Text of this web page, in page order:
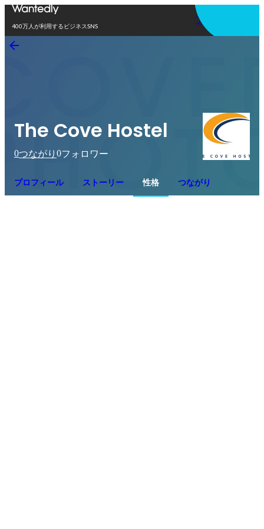
400万人が利用するビジネスSNS
アプリを使う
The Cove Hostel
0つながり 0フォロワー
プロフィール ストーリー 性格 つながり